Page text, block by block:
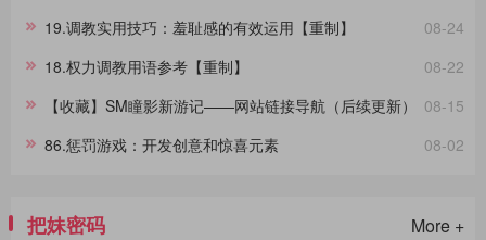
问。拷
08-24
19.调教实用技巧：羞耻感的有效运用【重制】
08-22
18.权力调教用语参考【重制】
08-15
【收藏】SM瞳影新游记——网站链接导航（后续更新）
08-02
86.惩罚游戏：开发创意和惊喜元素
把妹密码 More +